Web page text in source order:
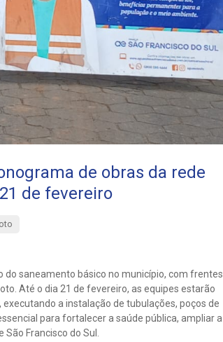
de obras da rede
de fevereiro
do saneamento básico no município, com frentes
Até o dia 21 de fevereiro, as equipes estarão
a instalação de tubulações, poços de
para fortalecer a saúde pública, ampliar a
Francisco do Sul.